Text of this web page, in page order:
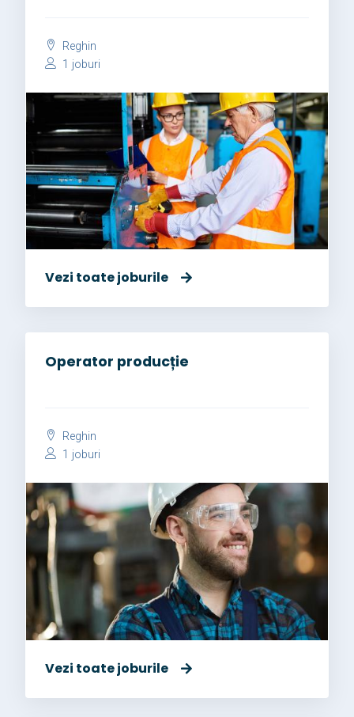
Reghin
1 joburi
Vezi toate joburile
Operator producție
Reghin
1 joburi
Vezi toate joburile